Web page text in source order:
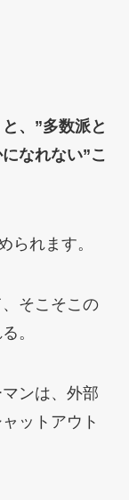
、”多数派と
なれない”こ
られます。
そこそこの
。
ンは、外部
ットアウト